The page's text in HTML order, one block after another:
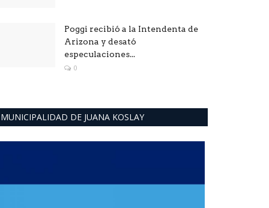
Poggi recibió a la Intendenta de
Arizona y desató
especulaciones...
0
MUNICIPALIDAD DE JUANA KOSLAY